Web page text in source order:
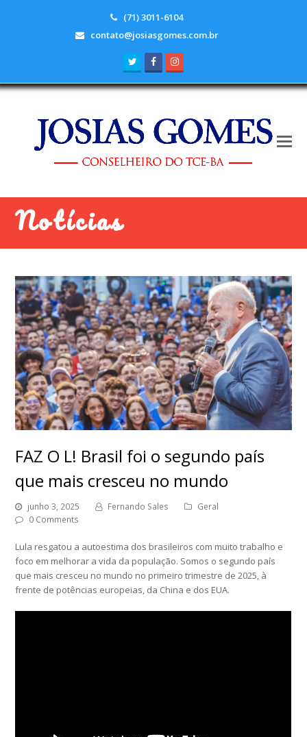
(71) 3011-6104
contato@josiasgomes.com.br
TwitterFacebook
Notícias
FAZ O L! Brasil foi o segundo país
que mais cresceu no mundo
junho 3, 2025 Fernando Sales
Geral
0 Comments
Lula resgatou a autoestima dos brasileiros com muito trabalho e
foco em melhorar a vida da população. Somos o segundo país
que mais cresceu no mundo no primeiro trimestre de 2025, à
frente de potências europeias, da China e dos EUA.